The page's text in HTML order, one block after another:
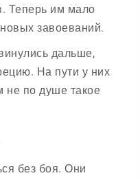
Теперь им мало
завоеваний.
дальше,
На пути у них
не по душе такое
без боя. Они